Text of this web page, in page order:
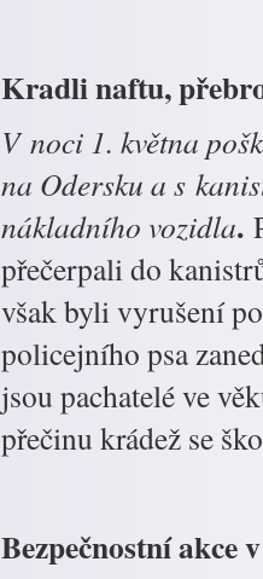
Kradli naftu,
V noci 1. května
na Odersku a s
nákladního vozidla.
přečerpali do
však byli vyrušení
policejního psa
jsou pachatelé ve
přečinu krádež se
Bezpečnostní akce